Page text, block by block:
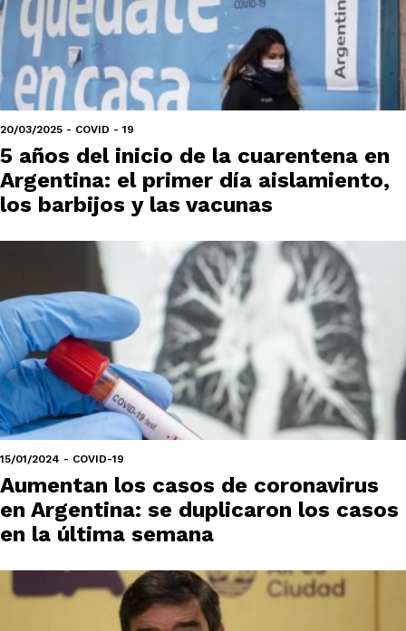
20/03/2025 - COVID - 19
5 años del inicio de la cuarentena en
Argentina: el primer día aislamiento,
los barbijos y las vacunas
15/01/2024 - COVID-19
Aumentan los casos de coronavirus
en Argentina: se duplicaron los casos
en la última semana